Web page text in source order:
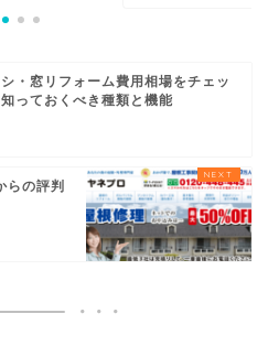
・窓リフォーム費用相場をチェッ
っておくべき種類と機能
らの評判